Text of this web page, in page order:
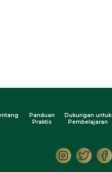
Panduan
Praktis
Dukungan untuk
Pembelajaran